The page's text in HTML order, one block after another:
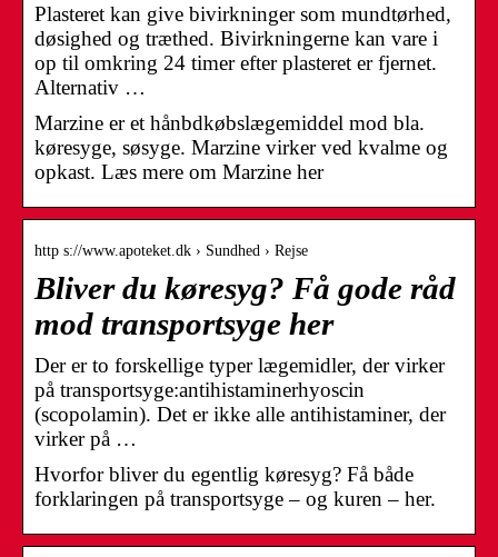
Plasteret kan give bivirkninger som mundtørhed,
døsighed og træthed. Bivirkningerne kan vare i
op til omkring 24 timer efter plasteret er fjernet.
Alternativ …
Marzine er et hånbdkøbslægemiddel mod bla.
køresyge, søsyge. Marzine virker ved kvalme og
opkast. Læs mere om Marzine her
http s://www.apoteket.dk › Sundhed › Rejse
Bliver du køresyg? Få gode råd
mod transportsyge her
Der er to forskellige typer lægemidler, der virker
på transportsyge:antihistaminerhyoscin
(scopolamin). Det er ikke alle antihistaminer, der
virker på …
Hvorfor bliver du egentlig køresyg? Få både
forklaringen på transportsyge – og kuren – her.